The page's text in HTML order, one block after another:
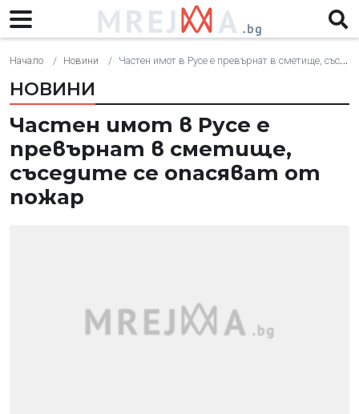
Начало Новини Частен имот в Русе е превърнат в сметище, съседите се опасяват от пожар
НОВИНИ
Частен имот в Русе е
превърнат в сметище,
съседите се опасяват от
пожар